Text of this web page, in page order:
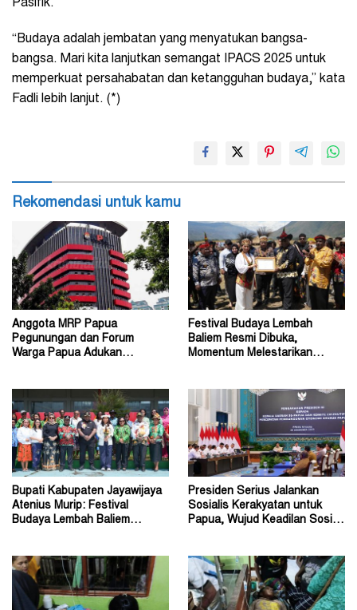
Pasifik.
“Budaya adalah jembatan yang menyatukan bangsa-
bangsa. Mari kita lanjutkan semangat IPACS 2025 untuk
memperkuat persahabatan dan ketangguhan budaya,” kata
Fadli lebih lanjut. (*)
Rekomendasi untuk kamu
Anggota MRP Papua
Pegunungan dan Forum
Warga Papua Adukan
Festival Budaya Lembah
Baliem Resmi Dibuka,
Momentum Melestarikan
Bupati Kabupaten Jayawijaya
Atenius Murip: Festival
Budaya Lembah Baliem
Presiden Serius Jalankan
Sosialis Kerakyatan untuk
Papua, Wujud Keadilan Sosial